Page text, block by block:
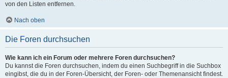
von den Listen entfernen.
Nach oben
Die Foren durchsuchen
Wie kann ich ein Forum oder mehrere Foren durchsuchen?
Du kannst die Foren durchsuchen, indem du einen Suchbegriff in die Suchbox
eingibst, die du in der Foren-Übersicht, der Foren- oder Themenansicht findest.